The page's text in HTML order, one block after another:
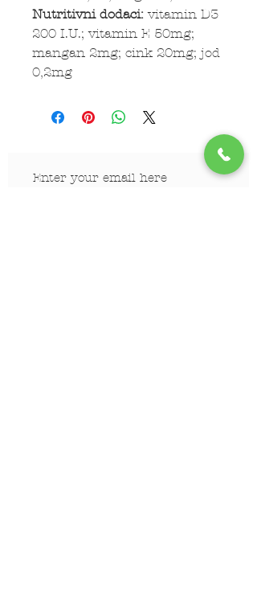
Nutritivni dodaci: vitamin D3
200 I.U.; vitamin E 50mg;
mangan 2mg; cink 20mg; jod
0,2mg